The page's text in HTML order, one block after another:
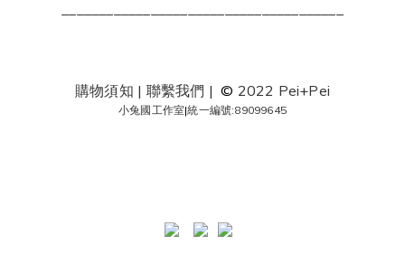
購物須知 | 聯繫我們 |© 2022 Pei+Pei
小兔國工作室|統一編號:89099645